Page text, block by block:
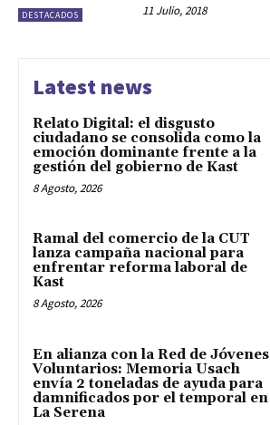
DESTACADOS 11 Julio, 2018
Latest news
Relato Digital: el disgusto
ciudadano se consolida como la
emoción dominante frente a la
gestión del gobierno de Kast
8 Agosto, 2026
Ramal del comercio de la CUT
lanza campaña nacional para
enfrentar reforma laboral de
Kast
8 Agosto, 2026
En alianza con la Red de Jóvenes
Voluntarios: Memoria Usach
envía 2 toneladas de ayuda para
damnificados por el temporal en
La Serena